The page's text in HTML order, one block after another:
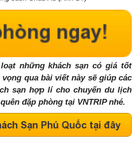
những khách sạn có giá tốt
qua bài viết này sẽ giúp các
sạn hợp lí cho chuyến du lịch
đặp phòng tại VNTRIP nhé.